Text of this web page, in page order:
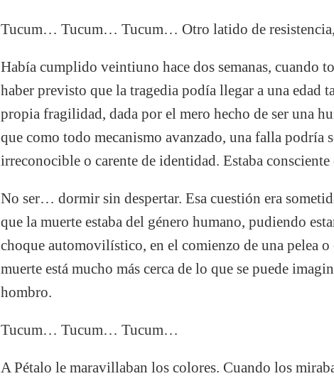
Tucum… Tucum… Tucum… Otro latido de resistencia,
Había cumplido veintiuno hace dos semanas, cuando
haber previsto que la tragedia podía llegar a una edad
propia fragilidad, dada por el mero hecho de ser una
que como todo mecanismo avanzado, una falla podría
irreconocible o carente de identidad. Estaba
No ser… dormir sin despertar. Esa cuestión era
que la muerte estaba del género humano, pudiendo
choque automovilístico, en el comienzo de una pelea
muerte está mucho más cerca de lo que se puede
hombro.
Tucum… Tucum… Tucum…
A Pétalo le maravillaban los colores. Cuando los